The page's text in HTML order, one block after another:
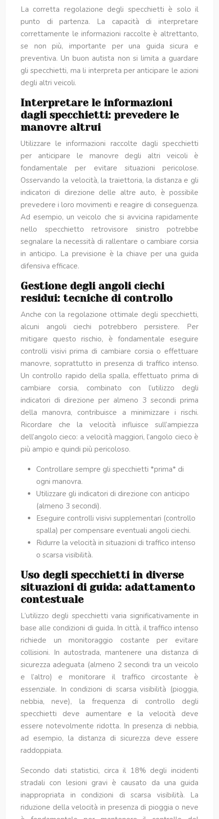
La corretta regolazione degli specchietti è solo il
punto di partenza. La capacità di interpretare
correttamente le informazioni raccolte è altrettanto,
se non più, importante per una guida sicura e
preventiva. Un buon autista non si limita a guardare
gli specchietti, ma li interpreta per anticipare le azioni
degli altri veicoli.
Interpretare le informazioni
dagli specchietti: prevedere le
manovre altrui
Utilizzare le informazioni raccolte dagli specchietti
per anticipare le manovre degli altri veicoli è
fondamentale per evitare situazioni pericolose.
Osservando la velocità, la traiettoria, la distanza e gli
indicatori di direzione delle altre auto, è possibile
prevedere i loro movimenti e reagire di conseguenza.
Ad esempio, un veicolo che si avvicina rapidamente
nello specchietto retrovisore sinistro potrebbe
segnalare la necessità di rallentare o cambiare corsia
in anticipo. La previsione è la chiave per una guida
difensiva efficace.
Gestione degli angoli ciechi
residui: tecniche di controllo
Anche con la regolazione ottimale degli specchietti,
alcuni angoli ciechi potrebbero persistere. Per
mitigare questo rischio, è fondamentale eseguire
controlli visivi prima di cambiare corsia o effettuare
manovre, soprattutto in presenza di traffico intenso.
Un controllo rapido della spalla, effettuato prima di
cambiare corsia, combinato con l’utilizzo degli
indicatori di direzione per almeno 3 secondi prima
della manovra, contribuisce a minimizzare i rischi.
Ricordare che la velocità influisce sull’ampiezza
dell’angolo cieco: a velocità maggiori, l’angolo cieco è
più ampio e quindi più pericoloso.
Controllare sempre gli specchietti *prima* di
ogni manovra.
Utilizzare gli indicatori di direzione con anticipo
(almeno 3 secondi).
Eseguire controlli visivi supplementari (controllo
spalla) per compensare eventuali angoli ciechi.
Ridurre la velocità in situazioni di traffico intenso
o scarsa visibilità.
Uso degli specchietti in diverse
situazioni di guida: adattamento
contestuale
L’utilizzo degli specchietti varia significativamente in
base alle condizioni di guida. In città, il traffico intenso
richiede un monitoraggio costante per evitare
collisioni. In autostrada, mantenere una distanza di
sicurezza adeguata (almeno 2 secondi tra un veicolo
e l’altro) e monitorare il traffico circostante è
essenziale. In condizioni di scarsa visibilità (pioggia,
nebbia, neve), la frequenza di controllo degli
specchietti deve aumentare e la velocità deve
essere notevolmente ridotta. In presenza di nebbia,
ad esempio, la distanza di sicurezza deve essere
raddoppiata.
Secondo dati statistici, circa il 18% degli incidenti
stradali con lesioni gravi è causato da una guida
inappropriata in condizioni di scarsa visibilità. La
riduzione della velocità in presenza di pioggia o neve